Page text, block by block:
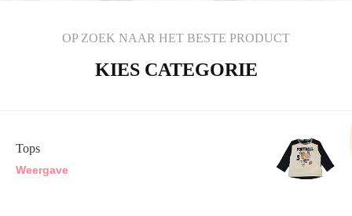
OP ZOEK NAAR HET BESTE PRODUCT
KIES CATEGORIE
Tops
Weergave